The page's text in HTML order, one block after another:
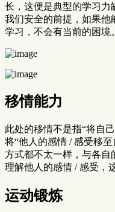
长，这便是典型的学习力
我们安全的前提，如果他
学习，不会有当前的困境。
移情能力
此处的移情不是指“将自
将“他人的感情 / 感受移
方式都不太一样，与各自
理解他人的感情 / 感受，
运动锻炼